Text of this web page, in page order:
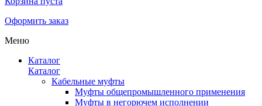
Оформить заказ
Меню
Каталог
Каталог
Кабельные муфты
Муфты общепромышленного применения
Муфты в негорючем исполнении